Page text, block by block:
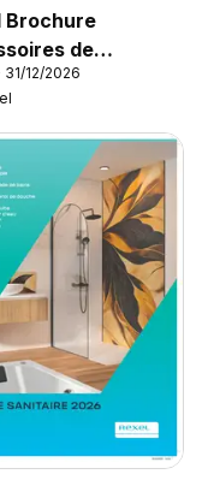
Brochure
de
12/2026